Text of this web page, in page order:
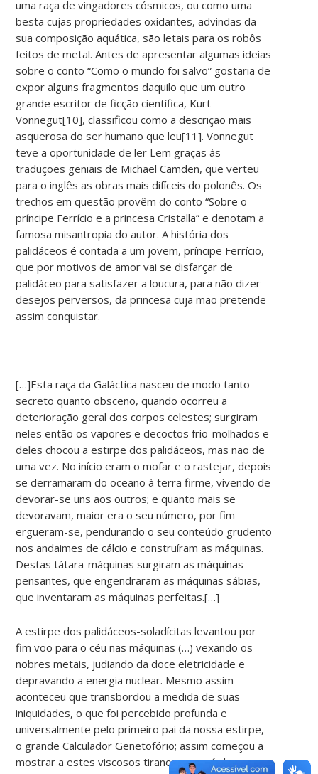
uma raça de vingadores cósmicos, ou como uma
besta cujas propriedades oxidantes, advindas da
sua composição aquática, são letais para os robôs
feitos de metal. Antes de apresentar algumas ideias
sobre o conto “Como o mundo foi salvo” gostaria de
expor alguns fragmentos daquilo que um outro
grande escritor de ficção científica, Kurt
Vonnegut[10], classificou como a descrição mais
asquerosa do ser humano que leu[11]. Vonnegut
teve a oportunidade de ler Lem graças às
traduções geniais de Michael Camden, que verteu
para o inglês as obras mais difíceis do polonês. Os
trechos em questão provêm do conto “Sobre o
príncipe Ferrício e a princesa Cristalla” e denotam a
famosa misantropia do autor. A história dos
palidáceos é contada a um jovem, príncipe Ferrício,
que por motivos de amor vai se disfarçar de
palidáceo para satisfazer a loucura, para não dizer
desejos perversos, da princesa cuja mão pretende
assim conquistar.
[…]Esta raça da Galáctica nasceu de modo tanto
secreto quanto obsceno, quando ocorreu a
deterioração geral dos corpos celestes; surgiram
neles então os vapores e decoctos frio-molhados e
deles chocou a estirpe dos palidáceos, mas não de
uma vez. No início eram o mofar e o rastejar, depois
se derramaram do oceano à terra firme, vivendo de
devorar-se uns aos outros; e quanto mais se
devoravam, maior era o seu número, por fim
ergueram-se, pendurando o seu conteúdo grudento
nos andaimes de cálcio e construíram as máquinas.
Destas tátara-máquinas surgiram as máquinas
pensantes, que engendraram as máquinas sábias,
que inventaram as máquinas perfeitas.[…]
A estirpe dos palidáceos-soladícitas levantou por
fim voo para o céu nas máquinas (…) vexando os
nobres metais, judiando da doce eletricidade e
depravando a energia nuclear. Mesmo assim
aconteceu que transbordou a medida de suas
iniquidades, o que foi percebido profunda e
universalmente pelo primeiro pai da nossa estirpe,
o grande Calculador Genetofório; assim começou a
mostrar a estes viscosos tiranos como é desonroso